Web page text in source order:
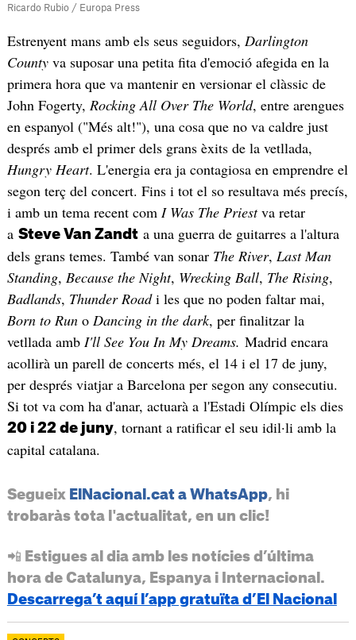
Ricardo Rubio / Europa Press
Estrenyent mans amb els seus seguidors, Darlington
Countyva suposar una petita fita d'emoció afegida en la
primera hora que va mantenir en versionar el clàssic de
John Fogerty, Rocking All Over The World, entre arengues
en espanyol ("Més alt!"), una cosa que no va caldre just
després amb el primer dels grans èxits de la vetllada,
Hungry Heart. L'energia era ja contagiosa en emprendre el
segon terç del concert. Fins i tot el so resultava més precís,
i amb un tema recent com I Was The Priestva retar
a Steve Van Zandta una guerra de guitarres a l'altura
dels grans temes. També van sonar The River, Last Man
Standing, Because the Night, Wrecking Ball, The Rising,
Badlands, Thunder Roadi les que no poden faltar mai,
Born to Runo Dancing in the dark, per finalitzar la
vetllada amb I'll See You In My Dreams. Madrid encara
acollirà un parell de concerts més, el 14 i el 17 de juny,
per després viatjar a Barcelona per segon any consecutiu.
Si tot va com ha d'anar, actuarà a l'Estadi Olímpic els dies
20 i 22 de juny, tornant a ratificar el seu idil·li amb la
capital catalana.
Segueix ElNacional.cat a WhatsApp, hi
trobaràs tota l'actualitat, en un clic!
📲 Estigues al dia amb les notícies d’última
hora de Catalunya, Espanya i Internacional.
Descarrega’t aquí l’app gratuïta d’El Nacional